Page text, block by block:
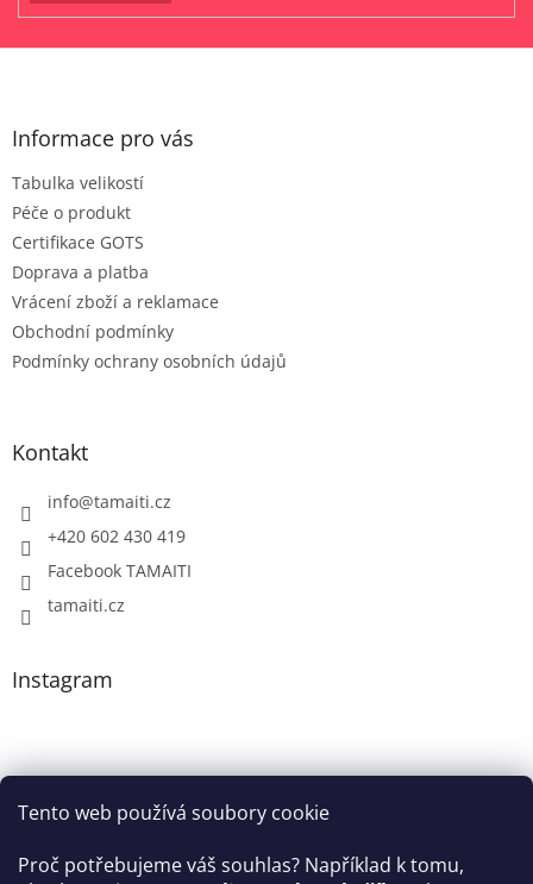
Tento web používá soubory cookie
Proč potřebujeme váš souhlas? Například k tomu,
Z
Informace pro vás
Tabulka velikostí
Péče o produkt
Certifikace GOTS
Doprava a platba
Vrácení zboží a reklamace
Obchodní podmínky
Podmínky ochrany osobních údajů
Kontakt
info@tamaiti.cz
+420 602 430 419
Facebook TAMAITI
tamaiti.cz
Instagram